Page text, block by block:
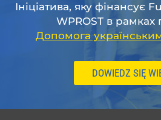
Ініціатива, яку фінансує
WPROST в рамках
Допомога
DOWIEDZ SIĘ